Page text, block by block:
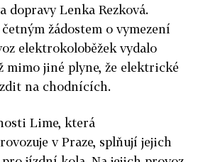
Lenka Rezková.
žádostem o vymezení
elektrokoloběžek vydalo
mimo jiné plyne, že elektrické
na chodnících.
Lime, která
v Praze, splňují jejich